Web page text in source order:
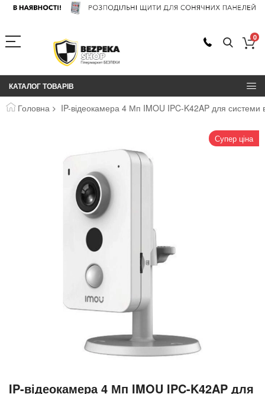
0
КАТАЛОГ ТОВАРІВ
Головна IP-відеокамера 4 Мп IMOU IPC-K42AP для системи
Супер ціна
Перейти
IP-відеокамера 4 Мп IMOU IPC-K42AP для